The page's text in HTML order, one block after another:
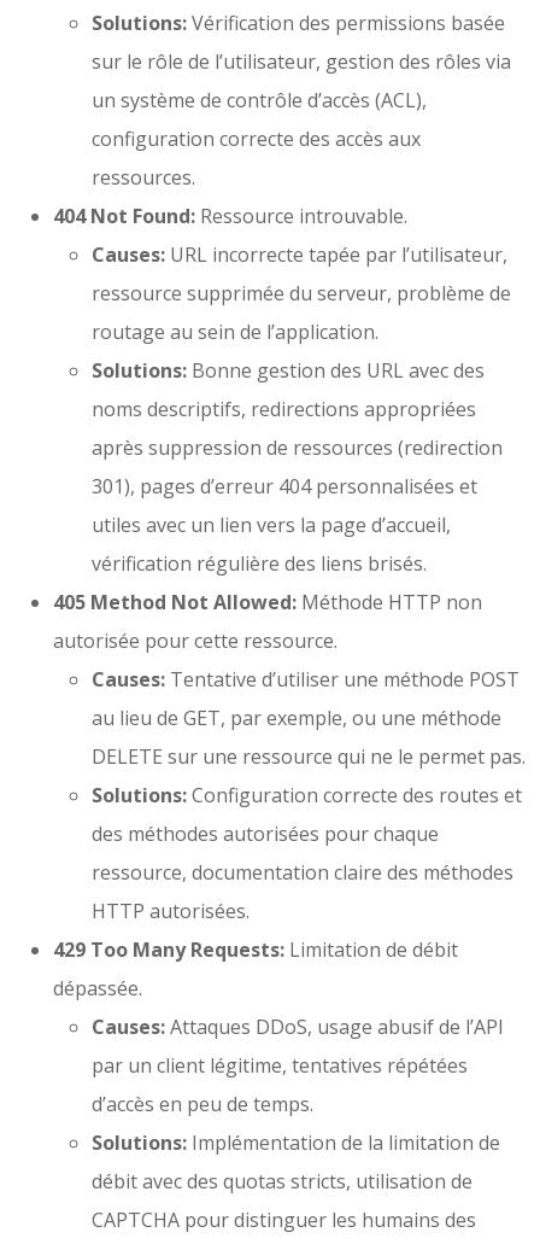
Solutions:Vérification des permissions basée
sur le rôle de l’utilisateur, gestion des rôles via
un système de contrôle d’accès (ACL),
configuration correcte des accès aux
ressources.
404 Not Found: Ressource introuvable.
Causes: URL incorrecte tapée par l’utilisateur,
ressource supprimée du serveur, problème de
routage au sein de l’application.
Solutions: Bonne gestion des URL avec des
noms descriptifs, redirections appropriées
après suppression de ressources (redirection
301), pages d’erreur 404 personnalisées et
utiles avec un lien vers la page d’accueil,
vérification régulière des liens brisés.
405 Method Not Allowed: Méthode HTTP non
autorisée pour cette ressource.
Causes: Tentative d’utiliser une méthode POST
au lieu de GET, par exemple, ou une méthode
DELETE sur une ressource qui ne le permet pas.
Solutions:Configuration correcte des routes et
des méthodes autorisées pour chaque
ressource, documentation claire des méthodes
HTTP autorisées.
429 Too Many Requests: Limitation de débit
dépassée.
Causes:Attaques DDoS, usage abusif de l’API
par un client légitime, tentatives répétées
d’accès en peu de temps.
Solutions: Implémentation de la limitation de
débit avec des quotas stricts, utilisation de
CAPTCHA pour distinguer les humains des